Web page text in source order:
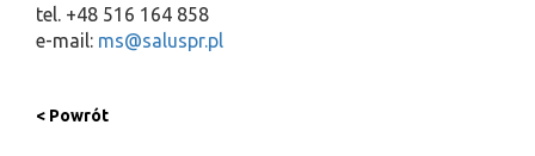
tel. +48 516 164 858
e-mail: ms@saluspr.pl
< Powrót